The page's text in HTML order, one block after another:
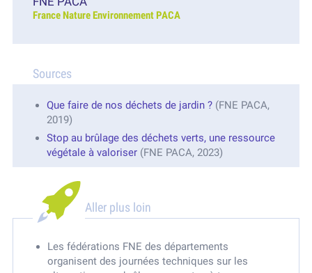
France Nature Environnement PACA
Sources
Que faire de nos déchets de jardin ? (FNE PACA,
2019)
Stop au brûlage des déchets verts, une ressource
végétale à valoriser (FNE PACA, 2023)
Aller plus loin
Les fédérations FNE des départements
organisent des journées techniques sur les